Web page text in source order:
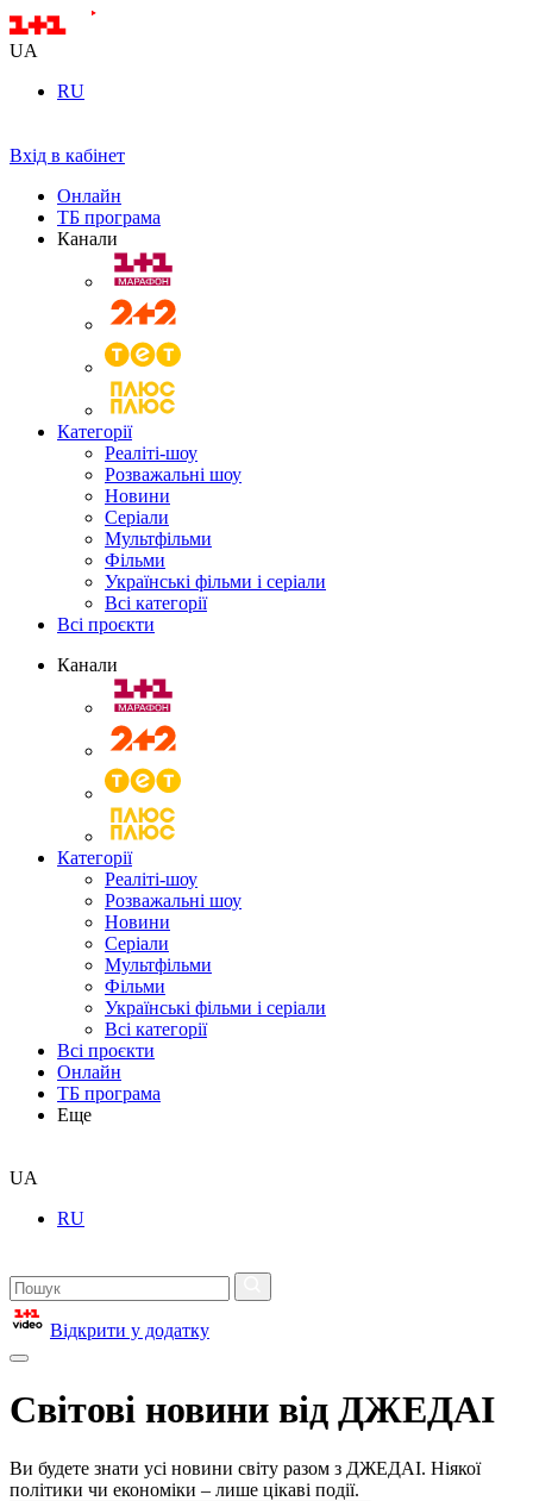
UA
RU
Вхід в кабінет
Онлайн
ТБ програма
Канали
Категорії
Реаліті-шоу
Розважальні шоу
Новини
Серіали
Мультфільми
Фільми
Українські фільми і серіали
Всі категорії
Всі проєкти
Канали
Категорії
Реаліті-шоу
Розважальні шоу
Новини
Серіали
Мультфільми
Фільми
Українські фільми і серіали
Всі категорії
Всі проєкти
Онлайн
ТБ програма
Еще
UA
RU
Відкрити у додатку
Світові новини від ДЖЕДАІ
Ви будете знати усі новини світу разом з ДЖЕДАІ. Ніякої
політики чи економіки – лише цікаві події.